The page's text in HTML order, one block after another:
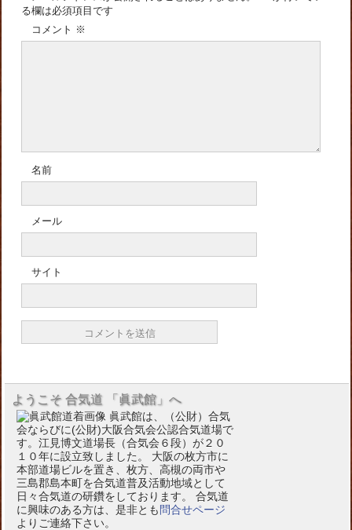
る欄は必須項目です
コメント ※
名前
メール
サイト
ようこそ 合気道 「眞武館」へ
眞武館は、（公財）合気
会ならびに(公財)大阪合気会公認合気道場で
す。江見博文道場長（合気会６段）が２０
１０年に設立致しました。 大阪の枚方市に
本部道場ビルを置き、枚方、高槻の両市や
三島郡島本町を合気道普及活動地域として
日々合気道の研鑽をしております。 合気道
に興味のある方は、是非とも 問合せページ
よりご連絡下さい。